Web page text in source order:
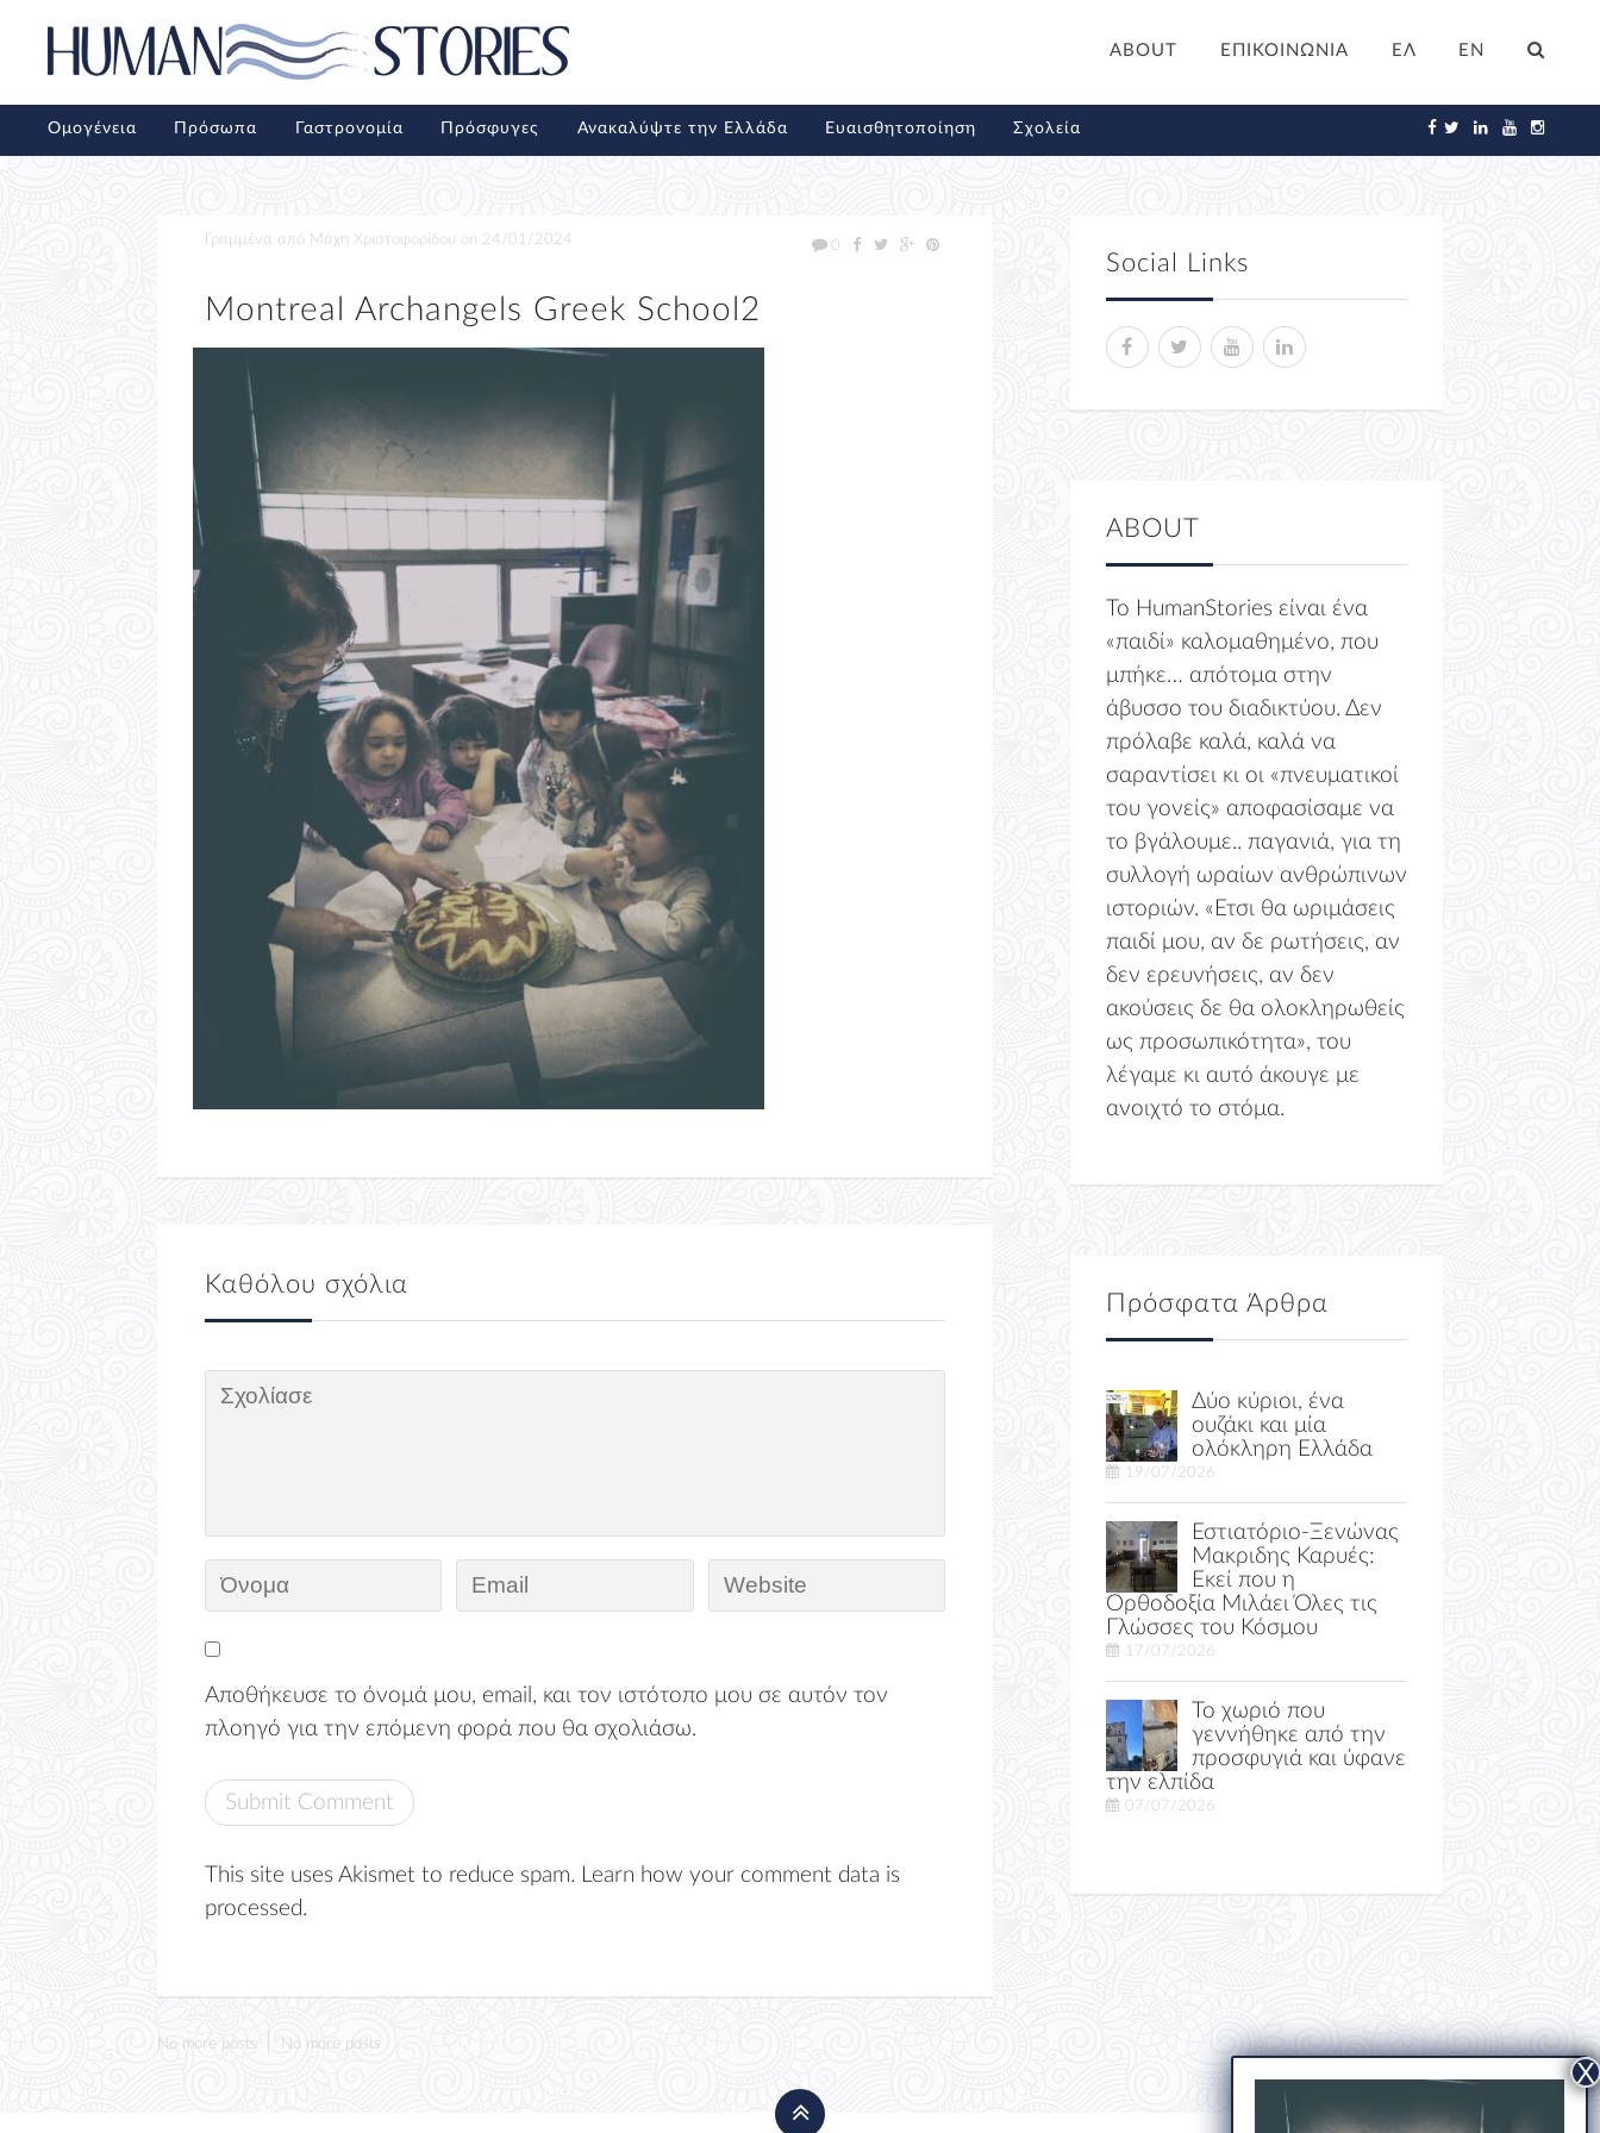
ABOUT ΕΠΙΚΟΙΝΩΝΙΑ ΕΛ EN
Ομογένεια Πρόσωπα Γαστρονομία Πρόσφυγες Ανακαλύψτε την Ελλάδα Ευαισθητοποίηση Σχολεία
Γραμμένα από Μάχη Χριστοφορίδου on 24/01/2024 0
Montreal Archangels Greek School2
Καθόλου σχόλια
Αποθήκευσε το όνομά μου, email, και τον ιστότοπο μου σε αυτόν τον
πλοηγό για την επόμενη φορά που θα σχολιάσω.
This site uses Akismet to reduce spam. Learn how your comment data is
processed.
No more posts No more posts
Social Links
ABOUT
Το HumanStories είναι ένα
«παιδί» καλομαθημένο, που
μπήκε… απότομα στην
άβυσσο του διαδικτύου. Δεν
πρόλαβε καλά, καλά να
σαραντίσει κι οι «πνευματικοί
του γονείς» αποφασίσαμε να
το βγάλουμε.. παγανιά, για τη
συλλογή ωραίων ανθρώπινων
ιστοριών. «Ετσι θα ωριμάσεις
παιδί μου, αν δε ρωτήσεις, αν
δεν ερευνήσεις, αν δεν
ακούσεις δε θα ολοκληρωθείς
ως προσωπικότητα», του
λέγαμε κι αυτό άκουγε με
ανοιχτό το στόμα.
Πρόσφατα Άρθρα
Δύο κύριοι, ένα
ουζάκι και μία
ολόκληρη Ελλάδα
19/07/2026
Εστιατόριο-Ξενώνας
Μακριδης Καρυές:
Εκεί που η
Ορθοδοξία Μιλάει Όλες τις
Γλώσσες του Κόσμου
17/07/2026
Το χωριό που
γεννήθηκε από την
προσφυγιά και ύφανε
την ελπίδα
07/07/2026